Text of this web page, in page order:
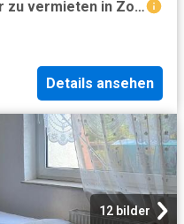
Wohnung mit 1 Schlafzimmer zu vermieten in Zossen, Berlin
Details ansehen
12 bilder